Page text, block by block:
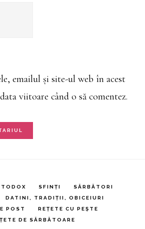
emailul și site-ul web în acest
viitoare când o să comentez.
SFINȚI
SĂRBĂTORI
DATINI, TRADIȚII, OBICEIURI
POST
REȚETE CU PEȘTE
DE SĂRBĂTOARE